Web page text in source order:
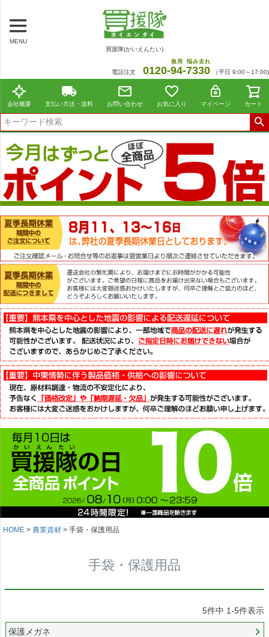
MENU
買援隊(かいえんたい)
電話注文 0120-94
急用
-7330
悩み去れ
（平日 9:00～17:00)
会社概要 支払い方法・送料 お問い合わせ お気に入り マイページ カート
HOME 農業資材 手袋・保護用品
手袋・保護用品
5件中 1-5件表示
保護メガネ